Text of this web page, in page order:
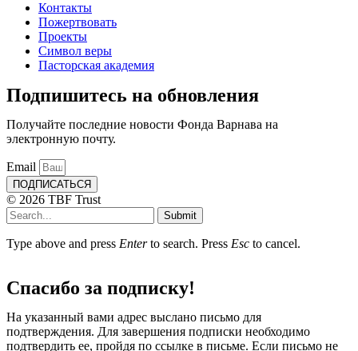
Контакты
Пожертвовать
Проекты
Символ веры
Пасторская академия
Подпишитесь на обновления
Получайте последние новости Фонда Варнава на
электронную почту.
Email
ПОДПИСАТЬСЯ
© 2026 TBF Trust
Submit
Type above and press Enterto search. Press Esc to cancel.
Спасибо за подписку!
На указанный вами адрес выслано письмо для
подтверждения. Для завершения подписки необходимо
подтвердить ее, пройдя по ссылке в письме. Если письмо не